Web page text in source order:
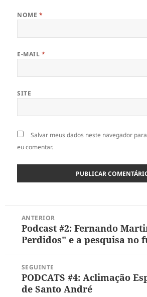
NOME *
E-MAIL *
SITE
Salvar meus dados neste navegador
eu comentar.
ANTERIOR
Post
anterior:
Podcast #2: Fernando
Perdidos" e a pesquisa no
SEGUINTE
Próximo
post:
PODCATS #4: Aclimação
de Santo André